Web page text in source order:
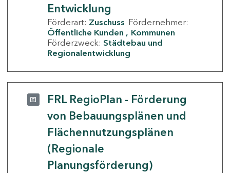
Entwicklung
Förderart: Zuschuss Fördernehmer:
Öffentliche Kunden
Kommunen
Förderzweck: Städtebau und
Regionalentwicklung
FRL RegioPlan - Förderung
von Bebauungsplänen und
Flächennutzungsplänen
(Regionale
Planungsförderung)